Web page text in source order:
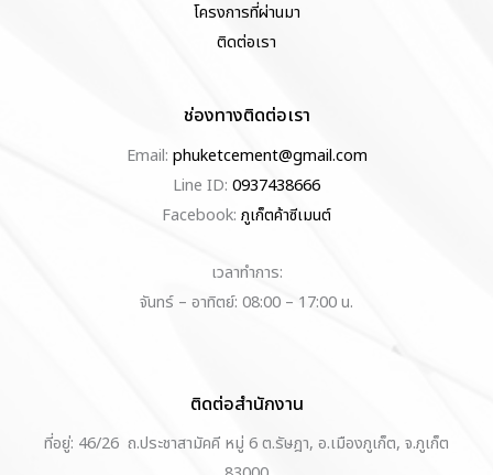
โครงการที่ผ่านมา
ติดต่อเรา
ช่องทางติดต่อเรา
Email: phuketcement@gmail.com
Line ID: 0937438666
Facebook: ภูเก็ตค้าซีเมนต์
เวลาทำการ:
จันทร์ – อาทิตย์: 08:00 – 17:00 น.
ติดต่อสำนักงาน
ที่อยู่: 46/26 ถ.ประชาสามัคคี หมู่ 6 ต.รัษฎา, อ.เมืองภูเก็ต, จ.ภูเก็ต